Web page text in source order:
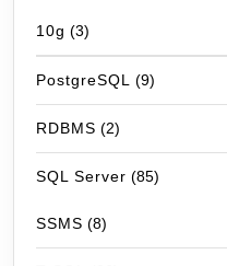
10g (3)
PostgreSQL (9)
RDBMS (2)
SQL Server (85)
SSMS (8)